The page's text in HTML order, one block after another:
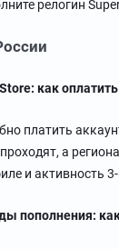
релогин
как оплатить
платить
а
и активность
пополнения: как